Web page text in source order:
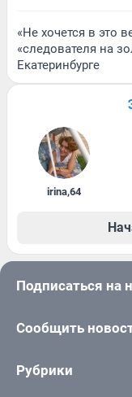
«Не хочется в это
«следователя на
Екатеринбурге
irina,64
Подписаться на
Сообщить
Рубрики